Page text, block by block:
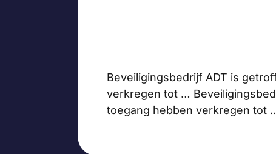
Beveiligingsbedrijf ADT is
verkregen tot …
toegang hebben verkregen tot